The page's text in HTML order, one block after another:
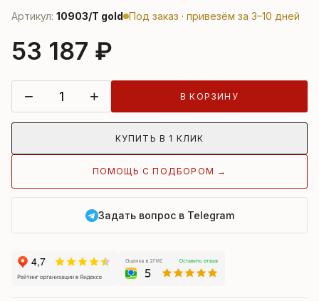
Артикул: 10903/T gold Под заказ · привезём за 3–10 дней
53 187 ₽
− + В КОРЗИНУ
КУПИТЬ В 1 КЛИК
ПОМОЩЬ С ПОДБОРОМ →
Задать вопрос в Telegram